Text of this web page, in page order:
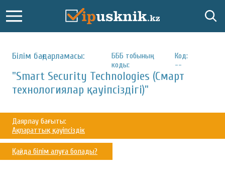
Білім бағдарламасы:
БББ тобының
коды:
Код:
--
"Smart Security Technologies (Смарт
технологиялар қауіпсіздігі)"
Даярлау бағыты:
Ақпараттық қауіпсіздік
Қайда білім алуға болады?